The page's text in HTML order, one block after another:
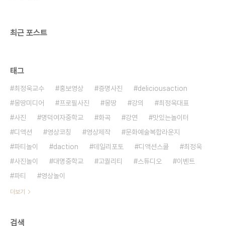
최근 포스트
태그
최정욱교수 홍보영상 증명사진
deliciousaction
몽땅미디어
프로필사진 몽땅 강의
최정욱대표
사진
명덕여자중학교 화곡 강연
맛있는놀이터
디액션
영상코칭 영상제작
문화예술복합라운지
파티놀이
daction 데일리포토 디액션스쿨
최정욱
사진놀이
대명중학교 고퀄리티 스튜디오
이벤트
파티
영상놀이
더보기
검색